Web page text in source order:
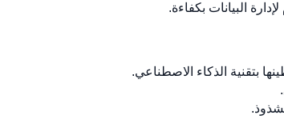
البيانات بكفاءة.
بتقنية الذكاء الاصطناعي.